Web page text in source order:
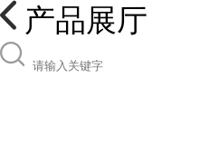
产品展厅